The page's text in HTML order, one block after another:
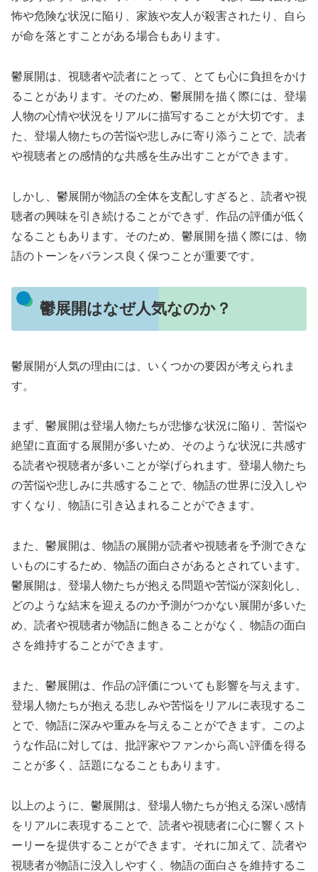
怖や危険な状況に陥り、家族や友人が殺害されたり、自ら
が命を落とすことがある場合もあります。
鬱展開は、視聴者や読者にとって、とても心に負担をかけ
ることがあります。そのため、鬱展開を描く際には、登場
人物の心情や状況をリアルに描写することが大切です。ま
た、登場人物たちの苦悩や悲しみに寄り添うことで、読者
や視聴者との感情的な共感を生み出すことができます。
しかし、鬱展開が物語の全体を支配しすぎると、読者や視
聴者の興味を引き続けることができず、作品の評価が低く
なることもあります。そのため、鬱展開を描く際には、物
語のトーンをバランス良く保つことが重要です。
鬱展開はなぜ人気なのか？
鬱展開が人気の理由には、いくつかの要因が考えられま
す。
まず、鬱展開は登場人物たちが悲惨な状況に陥り、苦悩や
絶望に直面する展開が多いため、そのような状況に共感す
る読者や視聴者が多いことが挙げられます。登場人物たち
の苦悩や悲しみに共感することで、物語の世界に没入しや
すくなり、物語に引き込まれることができます。
また、鬱展開は、物語の展開が読者や視聴者を予測できな
いものにするため、物語の面白さがあるとされています。
鬱展開は、登場人物たちが抱える問題や苦悩が深刻化し、
どのような結末を迎えるのか予測がつかない展開が多いた
め、読者や視聴者が物語に飽きることがなく、物語の面白
さを維持することができます。
また、鬱展開は、作品の評価についても影響を与えます。
登場人物たちが抱える悲しみや苦悩をリアルに表現するこ
とで、物語に深みや重みを与えることができます。このよ
うな作品に対しては、批評家やファンから高い評価を得る
ことが多く、話題になることもあります。
以上のように、鬱展開は、登場人物たちが抱える深い感情
をリアルに表現することで、読者や視聴者に心に響くスト
ーリーを提供することができます。それに加えて、読者や
視聴者が物語に没入しやすく、物語の面白さを維持するこ